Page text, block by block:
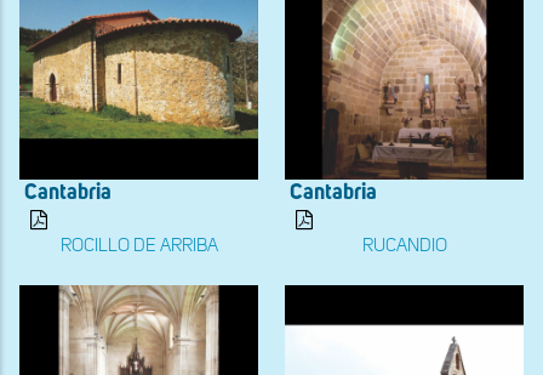
Cantabria
ROCILLO DE ARRIBA
Cantabria
RUCANDIO